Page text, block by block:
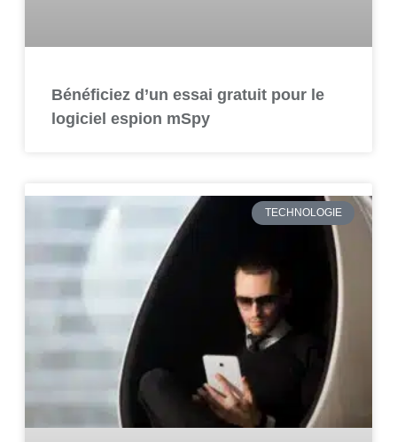
Bénéficiez d’un essai gratuit pour le
logiciel espion mSpy
TECHNOLOGIE